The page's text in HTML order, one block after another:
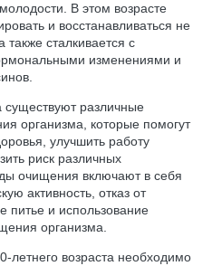
В этом возрасте
и восстанавливаться не
сталкивается с
изменениями и
существуют различные
организма, которые помогут
улучшить работу
риск различных
очищения включают в себя
активность, отказ от
питье и использование
организма.
возраста необходимо